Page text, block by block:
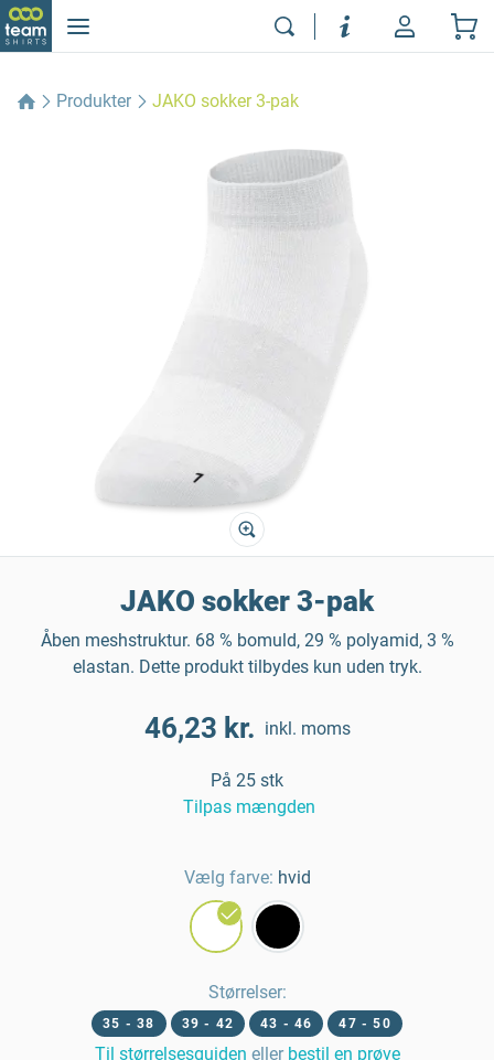
Produkter JAKO sokker 3-pak
JAKO sokker 3-pak
Åben meshstruktur. 68 % bomuld, 29 % polyamid, 3 %
elastan. Dette produkt tilbydes kun uden tryk.
46,23 kr. inkl. moms
På 25 stk
Tilpas mængden
Vælg farve: hvid
Størrelser:
35 - 38 39 - 42 43 - 46 47 - 50
Til størrelsesguiden eller bestil en prøve